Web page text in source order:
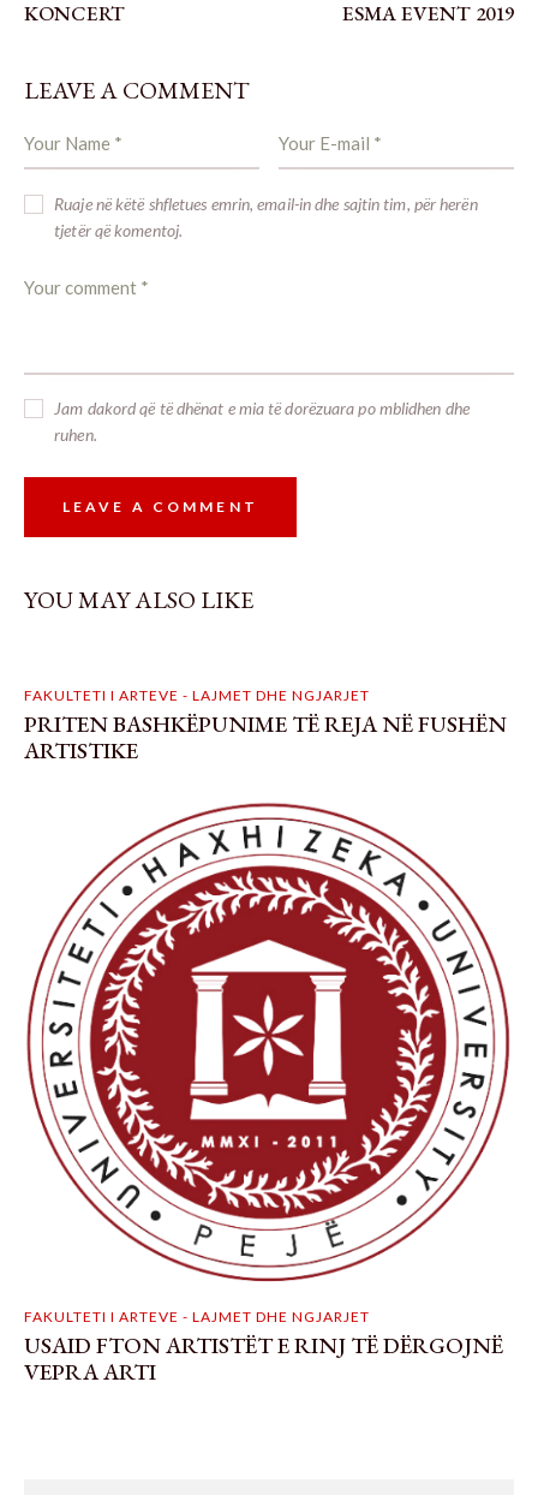
KONCERT ESMA EVENT 2019
LEAVE A COMMENT
Ruaje në këtë shfletues emrin, email-in dhe sajtin tim, për herën
tjetër që komentoj.
Jam dakord që të dhënat e mia të dorëzuara po mblidhen dhe
ruhen.
YOU MAY ALSO LIKE
FAKULTETI I ARTEVE - LAJMET DHE NGJARJET
PRITEN BASHKËPUNIME TË REJA NË FUSHËN
ARTISTIKE
FAKULTETI I ARTEVE - LAJMET DHE NGJARJET
USAID FTON ARTISTËT E RINJ TË DËRGOJNË
VEPRA ARTI